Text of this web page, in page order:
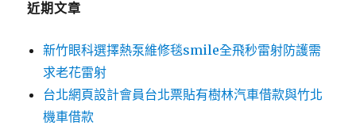
近期文章
新竹眼科選擇熱泵維修毯smile全飛秒雷射防護需
求老花雷射
台北網頁設計會員台北票貼有樹林汽車借款與竹北
機車借款